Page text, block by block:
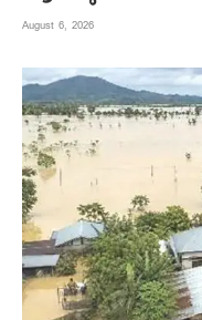
August 6, 2026